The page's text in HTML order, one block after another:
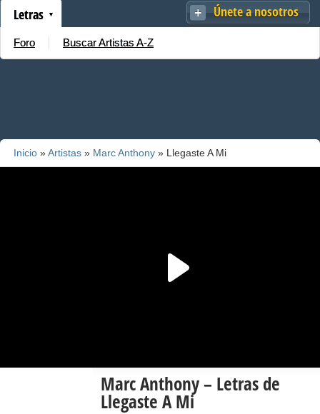
Únete a nosotros
Letras
Foro Buscar Artistas A-Z
Inicio »Artistas » Marc Anthony » Llegaste A Mi
Marc Anthony – Letras de
Llegaste A Mi